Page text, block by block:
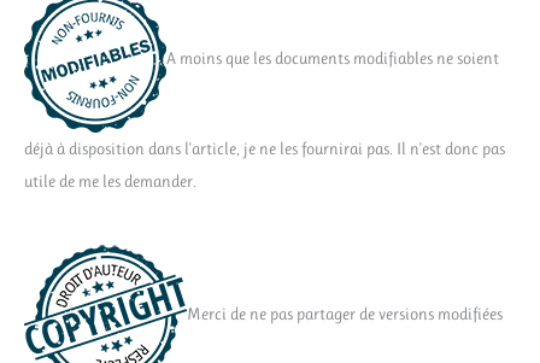
A moins que les documents modifiables ne soient
déjà à disposition dans l'article, je ne les fournirai pas. Il n'est donc pas
utile de me les demander.
Merci de ne pas partager de versions modifiées